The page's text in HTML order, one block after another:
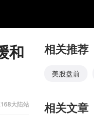
和
大陆站
相关推荐
美股盘前
相关文章